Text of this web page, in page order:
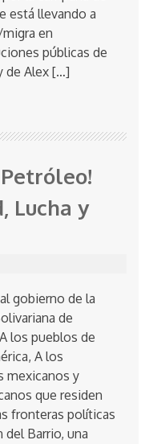
está llevando a
en
públicas de
de Alex […]
Petróleo!
Lucha y
gobierno de la
de
los pueblos de
A los
mexicanos y
que residen
fronteras políticas
Barrio, una